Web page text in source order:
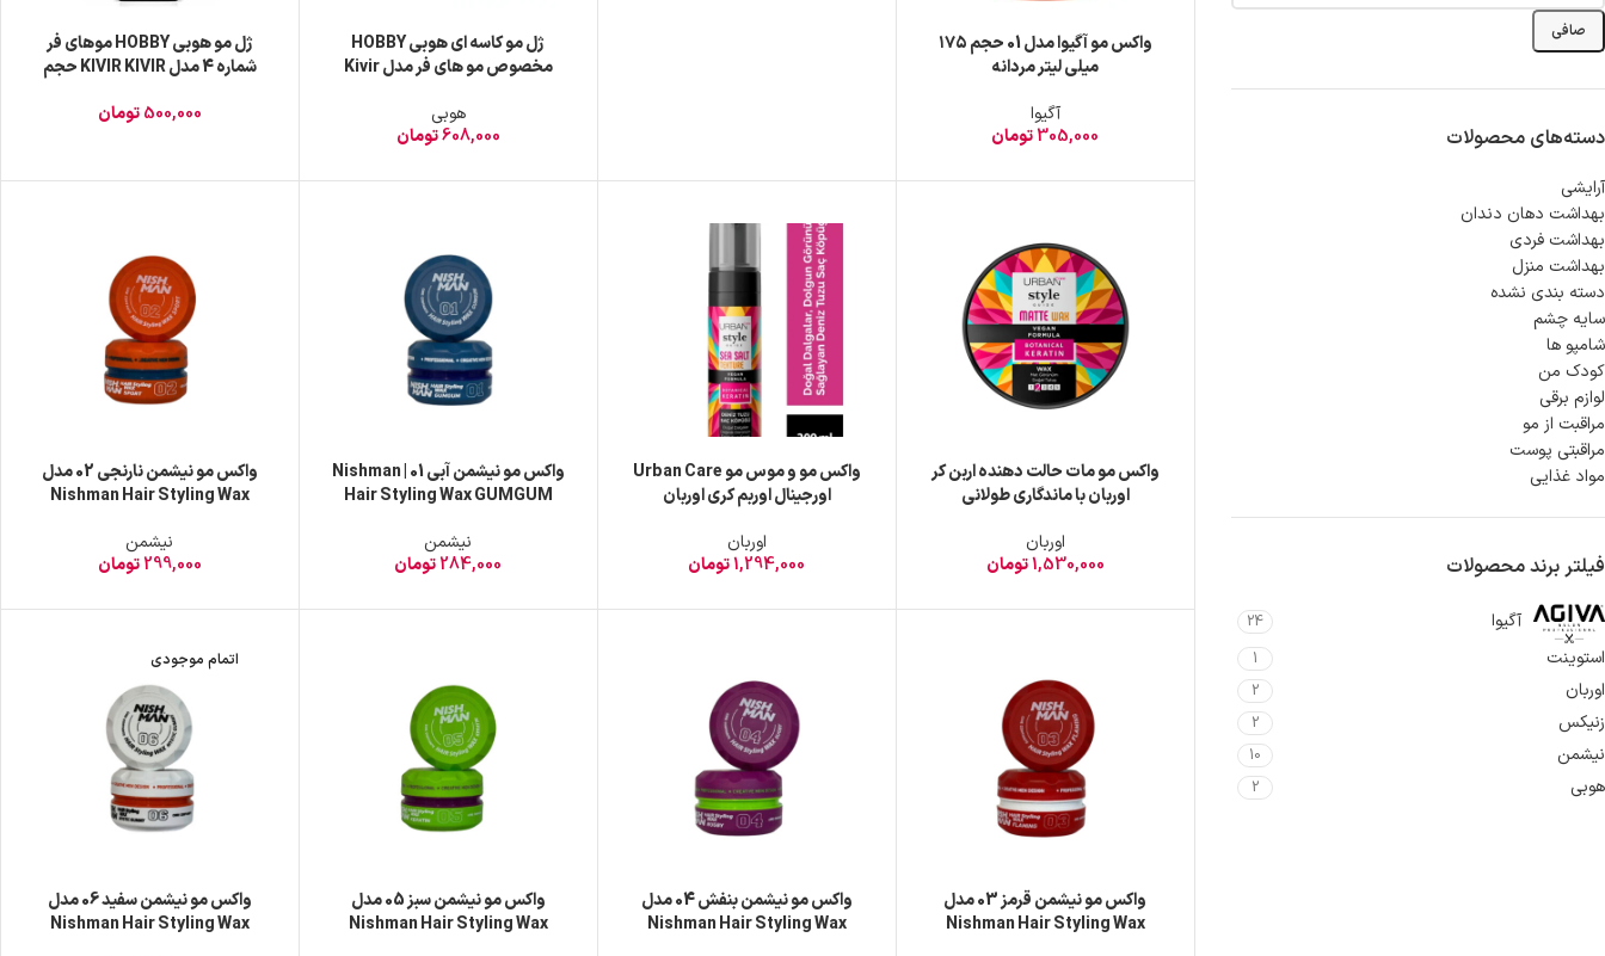
صافی
دسته‌های محصولات
آرایشی
بهداشت دهان دندان
بهداشت فردی
بهداشت منزل
دسته بندی نشده
سایه چشم
شامپو ها
کودک من
لوازم برقی
مراقبت از مو
مراقبتی پوست
مواد غذایی
فیلتر برند محصولات
آگیوا 24
استوینت 1
اوربان 2
زنیکس 2
نیشمن 10
هوبی 2
واکس مو آگیوا مدل 01 حجم ۱۷۵
میلی لیتر مردانه
آگیوا
305,000تومان
ژل مو کاسه ای هوبی HOBBY
مخصوص مو های فر مدل Kivir
هوبی
608,000تومان
ژل مو هوبی HOBBY موهای فر
شماره 4 مدل KIVIR KIVIR حجم
500,000تومان
واکس مو مات حالت دهنده اربن کر
اوربان با ماندگاری طولانی
اوربان
1,530,000تومان
واکس مو و موس مو Urban Care
اورجینال اوربم کری اوربان
اوربان
1,294,000تومان
واکس مو نیشمن آبی 01 | Nishman
Hair Styling Wax GUMGUM
نیشمن
284,000تومان
واکس مو نیشمن نارنجی 02 مدل
Nishman Hair Styling Wax
نیشمن
299,000تومان
واکس مو نیشمن قرمز 03 مدل
Nishman Hair Styling Wax
واکس مو نیشمن بنفش 04 مدل
Nishman Hair Styling Wax
واکس مو نیشمن سبز 05 مدل
Nishman Hair Styling Wax
اتمام موجودی
واکس مو نیشمن سفید 06 مدل
Nishman Hair Styling Wax